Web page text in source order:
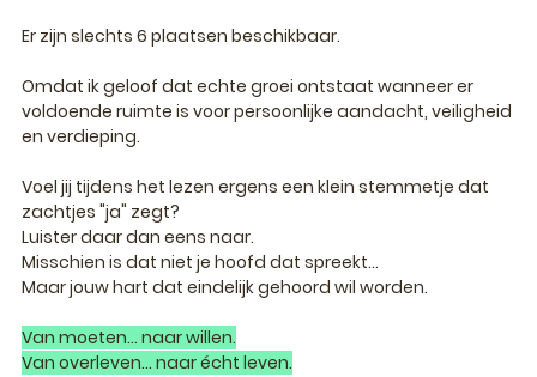
Er zijn slechts 6 plaatsen beschikbaar.
Omdat ik geloof dat echte groei ontstaat wanneer er
voldoende ruimte is voor persoonlijke aandacht, veiligheid
en verdieping.
Voel jij tijdens het lezen ergens een klein stemmetje dat
zachtjes "ja" zegt?
Luister daar dan eens naar.
Misschien is dat niet je hoofd dat spreekt...
Maar jouw hart dat eindelijk gehoord wil worden.
Van moeten... naar willen.
Van overleven... naar écht leven.